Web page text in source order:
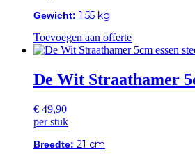
Gewicht: 1.55 kg
Toevoegen aan offerte
De Wit Straathamer
€ 49,90
per stuk
Breedte: 21 cm